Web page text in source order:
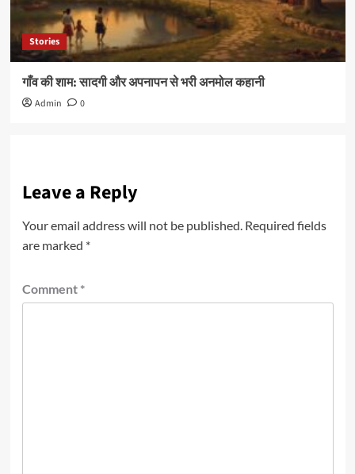
Stories
गाँव की शाम: सादगी और अपनापन से भरी अनमोल कहानी
Admin 0
Leave a Reply
Your email address will not be published. Required fields
are marked *
Comment *